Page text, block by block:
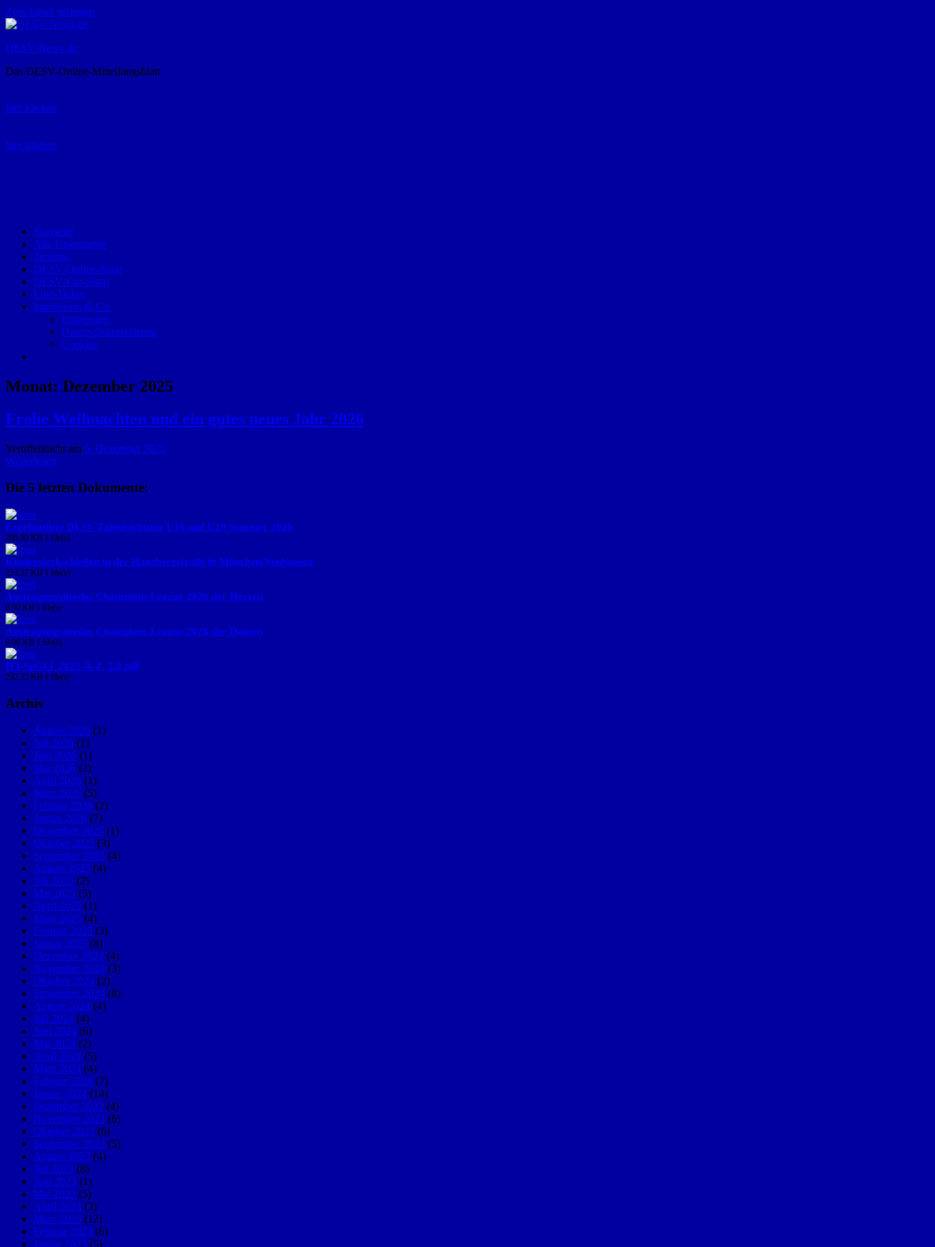
Zum Inhalt springen
DESV-News.de
Das DESV-Online-Mitteilungsblatt
hier klicken
hier klicken
Startseite
Alle Dokumente
Termine
DESV-Online-Shop
DESV-Fan-Shop
Live-Ticker
Impressum & Co.
Impressum
Datenschutzerklärung
Cookies
Monat: Dezember 2025
Frohe Weihnachten und ein gutes neues Jahr 2026
Veröffentlicht am 5. Dezember 2025
Weiterlesen
Die 5 letzten Dokumente:
Ergebnisliste DESV-Talentsichtung U16 und U19 Sommer 2026
290.98 KB 1 file(s)
Kinderstockschießen in der Hanebergstraße in München/Neuhausen
253.27 KB 1 file(s)
Austragungsmodus Champions League 2026 der Herren
0.00 KB 1 file(s)
Austragungsmodus Champions League 2026 der Damen
0.00 KB 1 file(s)
IFI-SpGLi_2025-A-Z_2.0.pdf
292.22 KB 1 file(s)
Archiv
August 2026 (1)
Juli 2026 (1)
Juni 2026 (1)
Mai 2026 (2)
April 2026 (1)
März 2026 (5)
Februar 2026 (2)
Januar 2026 (7)
Dezember 2025 (1)
Oktober 2025 (3)
September 2025 (4)
August 2025 (4)
Juli 2025 (2)
Mai 2025 (5)
April 2025 (1)
März 2025 (4)
Februar 2025 (3)
Januar 2025 (8)
Dezember 2024 (4)
November 2024 (3)
Oktober 2024 (2)
September 2024 (8)
August 2024 (4)
Juli 2024 (4)
Juni 2024 (6)
Mai 2024 (2)
April 2024 (5)
März 2024 (4)
Februar 2024 (7)
Januar 2024 (14)
Dezember 2023 (4)
November 2023 (6)
Oktober 2023 (6)
September 2023 (5)
August 2023 (4)
Juli 2023 (8)
Juni 2023 (1)
Mai 2023 (5)
April 2023 (3)
März 2023 (12)
Februar 2023 (6)
Januar 2023 (5)